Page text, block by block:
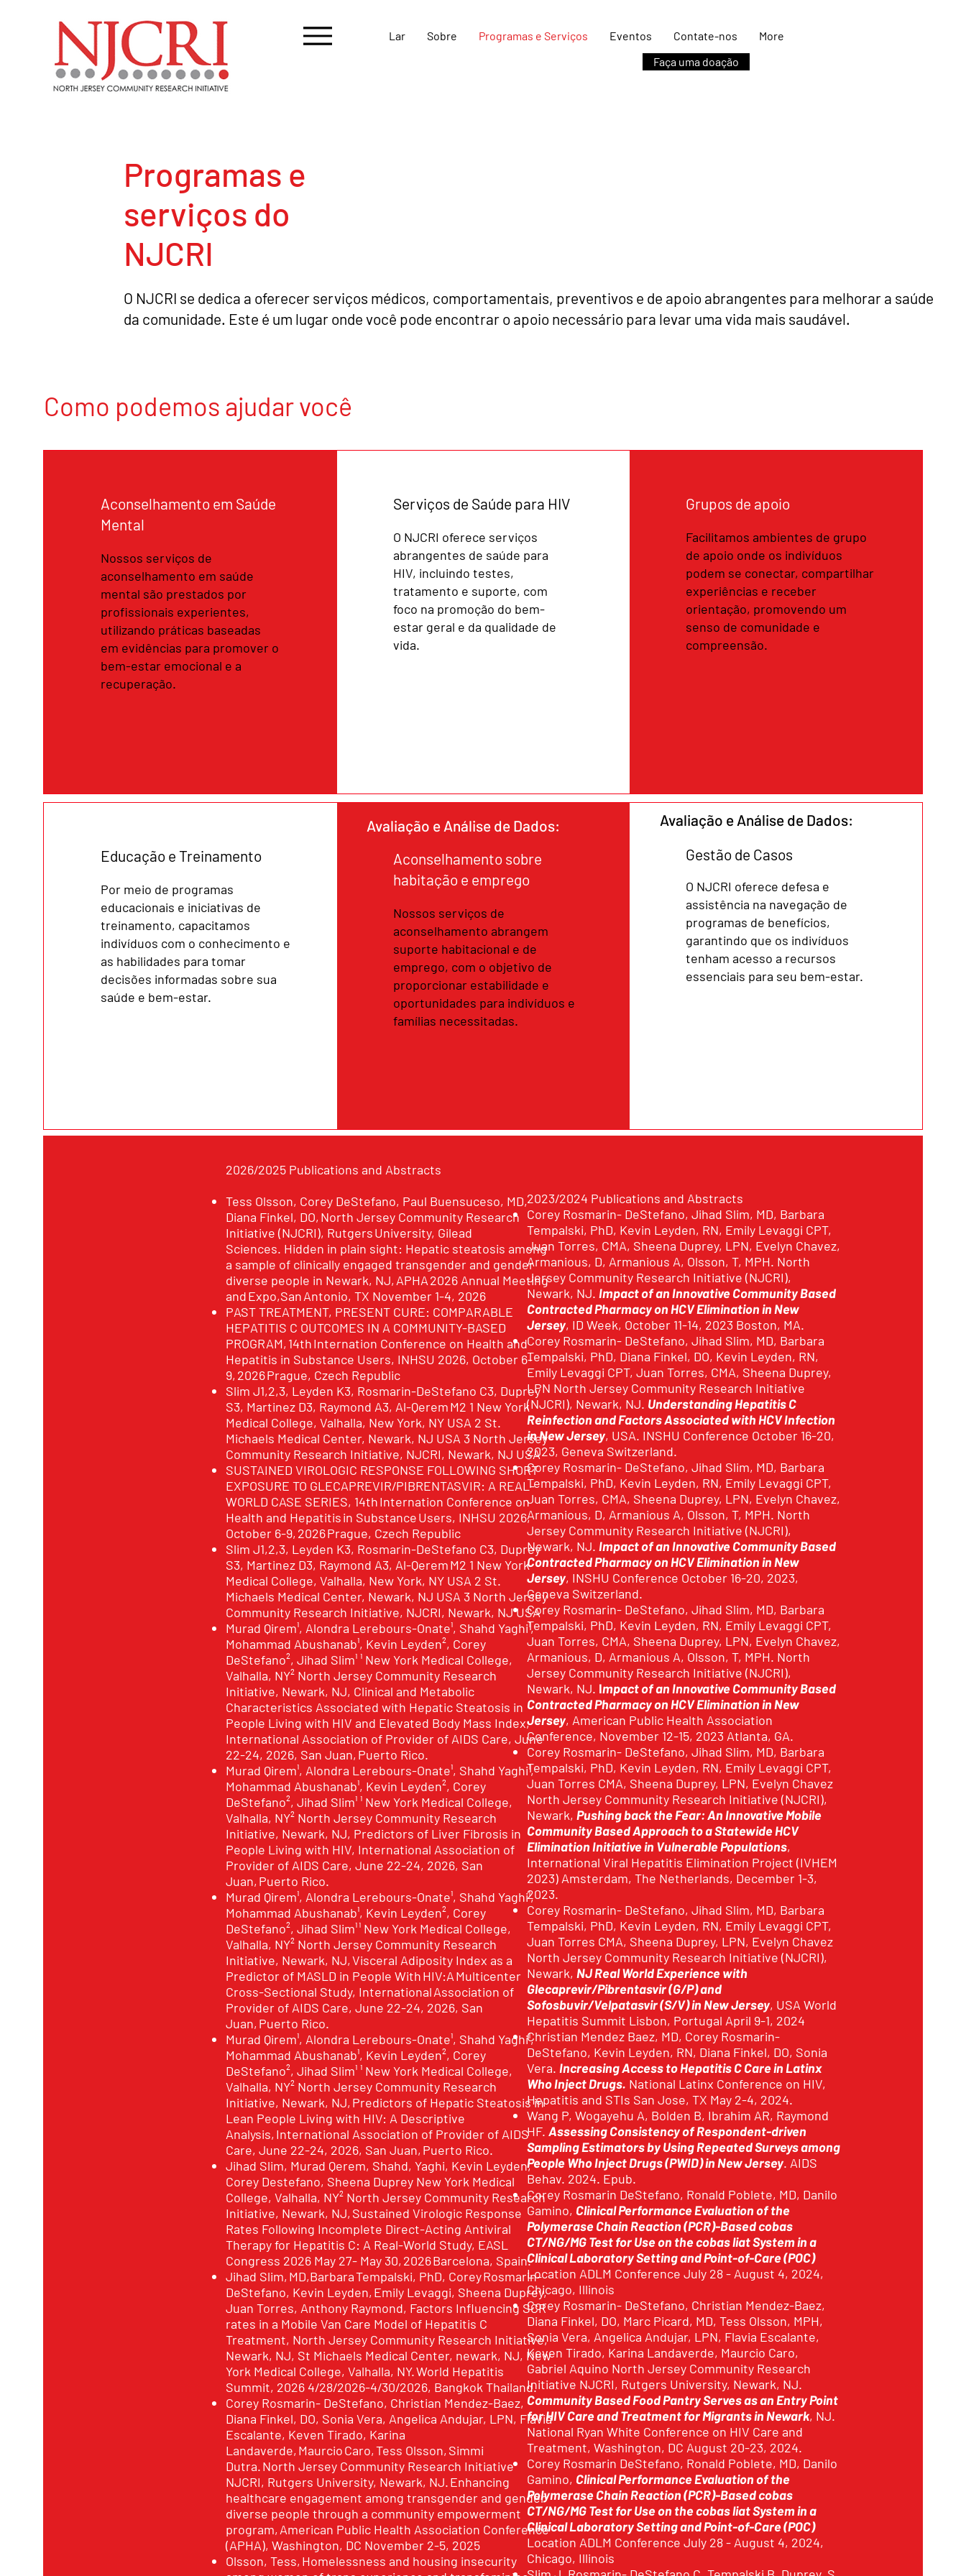
Lar Sobre Programas e Serviços Eventos Contate-nos
More
Faça uma doação
Programas e
serviços do
NJCRI
O NJCRI se dedica a oferecer serviços médicos, comportamentais, preventivos e de apoio abrangentes para melhorar a saúde
da comunidade. Este é um lugar onde você pode encontrar o apoio necessário para levar uma vida mais saudável.
Como podemos ajudar você
Aconselhamento em Saúde
Mental
Nossos serviços de
aconselhamento em saúde
mental são prestados por
profissionais experientes,
utilizando práticas baseadas
em evidências para promover o
bem-estar emocional e a
recuperação.
Serviços de Saúde para HIV
O NJCRI oferece serviços
abrangentes de saúde para
HIV, incluindo testes,
tratamento e suporte, com
foco na promoção do bem-
estar geral e da qualidade de
vida.
Grupos de apoio
Facilitamos ambientes de grupo
de apoio onde os indivíduos
podem se conectar, compartilhar
experiências e receber
orientação, promovendo um
senso de comunidade e
compreensão.
Educação e Treinamento
Por meio de programas
educacionais e iniciativas de
treinamento, capacitamos
indivíduos com o conhecimento e
as habilidades para tomar
decisões informadas sobre sua
saúde e bem-estar.
Avaliação e Análise de Dados:
Aconselhamento sobre
habitação e emprego
Nossos serviços de
aconselhamento abrangem
suporte habitacional e de
emprego, com o objetivo de
proporcionar estabilidade e
oportunidades para indivíduos e
famílias necessitadas.
Avaliação e Análise de Dados:
Gestão de Casos
O NJCRI oferece defesa e
assistência na navegação de
programas de benefícios,
garantindo que os indivíduos
tenham acesso a recursos
essenciais para seu bem-estar.
2026/2025 Publications and Abstracts
Tess Olsson, Corey DeStefano, Paul Buensuceso, MD,
Diana Finkel, DO, North Jersey Community Research
Initiative (NJCRI), Rutgers University, Gilead
Sciences. Hidden in plain sight: Hepatic steatosis among
a sample of clinically engaged transgender and gender
diverse people in Newark, NJ, APHA 2026 Annual Meeting
and Expo,San Antonio, TX November 1-4, 2026
PAST TREATMENT, PRESENT CURE: COMPARABLE
HEPATITIS C OUTCOMES IN A COMMUNITY-BASED
PROGRAM, 14th Internation Conference on Health and
Hepatitis in Substance Users, INHSU 2026, October 6-
9, 2026 Prague, Czech Republic
Slim J1,2,3, Leyden K3, Rosmarin-DeStefano C3, Duprey
S3, Martinez D3, Raymond A3, Al-Qerem M2 1 New York
Medical College, Valhalla, New York, NY USA 2 St.
Michaels Medical Center, Newark, NJ USA 3 North Jersey
Community Research Initiative, NJCRI, Newark, NJ USA
SUSTAINED VIROLOGIC RESPONSE FOLLOWING SHORT
EXPOSURE TO GLECAPREVIR/PIBRENTASVIR: A REAL-
WORLD CASE SERIES, 14th Internation Conference on
Health and Hepatitis in Substance Users, INHSU 2026,
October 6-9, 2026 Prague, Czech Republic
Slim J1,2,3, Leyden K3, Rosmarin-DeStefano C3, Duprey
S3, Martinez D3, Raymond A3, Al-Qerem M2 1 New York
Medical College, Valhalla, New York, NY USA 2 St.
Michaels Medical Center, Newark, NJ USA 3 North Jersey
Community Research Initiative, NJCRI, Newark, NJ USA
Murad Qirem¹, Alondra Lerebours-Onate¹, Shahd Yaghi¹,
Mohammad Abushanab¹, Kevin Leyden², Corey
DeStefano², Jihad Slim¹ ¹ New York Medical College,
Valhalla, NY² North Jersey Community Research
Initiative, Newark, NJ, Clinical and Metabolic
Characteristics Associated with Hepatic Steatosis in
People Living with HIV and Elevated Body Mass Index,
International Association of Provider of AIDS Care, June
22-24, 2026, San Juan, Puerto Rico.
Murad Qirem¹, Alondra Lerebours-Onate¹, Shahd Yaghi¹,
Mohammad Abushanab¹, Kevin Leyden², Corey
DeStefano², Jihad Slim¹ ¹ New York Medical College,
Valhalla, NY² North Jersey Community Research
Initiative, Newark, NJ, Predictors of Liver Fibrosis in
People Living with HIV, International Association of
Provider of AIDS Care, June 22-24, 2026, San
Juan, Puerto Rico.
Murad Qirem¹, Alondra Lerebours-Onate¹, Shahd Yaghi¹,
Mohammad Abushanab¹, Kevin Leyden², Corey
DeStefano², Jihad Slim¹ ¹ New York Medical College,
Valhalla, NY² North Jersey Community Research
Initiative, Newark, NJ, Visceral Adiposity Index as a
Predictor of MASLD in People With HIV:A Multicenter
Cross-Sectional Study, International Association of
Provider of AIDS Care, June 22-24, 2026, San
Juan, Puerto Rico.
Murad Qirem¹, Alondra Lerebours-Onate¹, Shahd Yaghi¹,
Mohammad Abushanab¹, Kevin Leyden², Corey
DeStefano², Jihad Slim¹ ¹ New York Medical College,
Valhalla, NY² North Jersey Community Research
Initiative, Newark, NJ, Predictors of Hepatic Steatosis in
Lean People Living with HIV: A Descriptive
Analysis, International Association of Provider of AIDS
Care, June 22-24, 2026, San Juan, Puerto Rico.
Jihad Slim, Murad Qerem, Shahd, Yaghi, Kevin Leyden,
Corey Destefano, Sheena Duprey New York Medical
College, Valhalla, NY² North Jersey Community Research
Initiative, Newark, NJ, Sustained Virologic Response
Rates Following Incomplete Direct-Acting Antiviral
Therapy for Hepatitis C: A Real-World Study, EASL
Congress 2026 May 27- May 30, 2026 Barcelona, Spain.
Jihad Slim, MD,Barbara Tempalski, PhD, Corey Rosmarin-
DeStefano, Kevin Leyden, Emily Levaggi, Sheena Duprey,
Juan Torres, Anthony Raymond, Factors Influencing SCR
rates in a Mobile Van Care Model of Hepatitis C
Treatment, North Jersey Community Research Initiative,
Newark, NJ, St Michaels Medical Center, newark, NJ, New
York Medical College, Valhalla, NY. World Hepatitis
Summit, 2026 4/28/2026-4/30/2026, Bangkok Thailand.
Corey Rosmarin- DeStefano, Christian Mendez-Baez,
Diana Finkel, DO, Sonia Vera, Angelica Andujar, LPN, Flavia
Escalante, Keven Tirado, Karina
Landaverde, Maurcio Caro, Tess Olsson, Simmi
Dutra. North Jersey Community Research Initiative
NJCRI, Rutgers University, Newark, NJ. Enhancing
healthcare engagement among transgender and gender
diverse people through a community empowerment
program, American Public Health Association Conference
(APHA), Washington, DC November 2-5, 2025
Olsson, Tess, Homelessness and housing insecurity
2023/2024 Publications and Abstracts
Corey Rosmarin- DeStefano, Jihad Slim, MD, Barbara
Tempalski, PhD, Kevin Leyden, RN, Emily Levaggi CPT,
Juan Torres, CMA, Sheena Duprey, LPN, Evelyn Chavez,
Armanious, D, Armanious A, Olsson, T, MPH. North
Jersey Community Research Initiative (NJCRI),
Newark, NJ.Impact of an Innovative Community Based
Contracted Pharmacy on HCV Elimination in New
Jersey, ID Week, October 11-14, 2023 Boston, MA.
Corey Rosmarin- DeStefano, Jihad Slim, MD, Barbara
Tempalski, PhD, Diana Finkel, DO, Kevin Leyden, RN,
Emily Levaggi CPT, Juan Torres, CMA, Sheena Duprey,
LPN North Jersey Community Research Initiative
(NJCRI), Newark, NJ. Understanding Hepatitis C
Reinfection and Factors Associated with HCV Infection
in New Jersey, USA. INSHU Conference October 16-20,
2023, Geneva Switzerland.
Corey Rosmarin- DeStefano, Jihad Slim, MD, Barbara
Tempalski, PhD, Kevin Leyden, RN, Emily Levaggi CPT,
Juan Torres, CMA, Sheena Duprey, LPN, Evelyn Chavez,
Armanious, D, Armanious A, Olsson, T, MPH. North
Jersey Community Research Initiative (NJCRI),
Newark, NJ.Impact of an Innovative Community Based
Contracted Pharmacy on HCV Elimination in New
Jersey, INSHU Conference October 16-20, 2023,
Geneva Switzerland.
Corey Rosmarin- DeStefano, Jihad Slim, MD, Barbara
Tempalski, PhD, Kevin Leyden, RN, Emily Levaggi CPT,
Juan Torres, CMA, Sheena Duprey, LPN, Evelyn Chavez,
Armanious, D, Armanious A, Olsson, T, MPH. North
Jersey Community Research Initiative (NJCRI),
Newark, NJ. Impact of an Innovative Community Based
Contracted Pharmacy on HCV Elimination in New
Jersey, American Public Health Association
Conference, November 12-15, 2023 Atlanta, GA.
Corey Rosmarin- DeStefano, Jihad Slim, MD, Barbara
Tempalski, PhD, Kevin Leyden, RN, Emily Levaggi CPT,
Juan Torres CMA, Sheena Duprey, LPN, Evelyn Chavez
North Jersey Community Research Initiative (NJCRI),
Newark,Pushing back the Fear: An Innovative Mobile
Community Based Approach to a Statewide HCV
Elimination Initiative in Vulnerable Populations,
International Viral Hepatitis Elimination Project (IVHEM
2023) Amsterdam, The Netherlands, December 1-3,
2023.
Corey Rosmarin- DeStefano, Jihad Slim, MD, Barbara
Tempalski, PhD, Kevin Leyden, RN, Emily Levaggi CPT,
Juan Torres CMA, Sheena Duprey, LPN, Evelyn Chavez
North Jersey Community Research Initiative (NJCRI),
Newark,NJ Real World Experience with
Glecaprevir/Pibrentasvir (G/P) and
Sofosbuvir/Velpatasvir (S/V) in New Jersey, USA World
Hepatitis Summit Lisbon, Portugal April 9-1, 2024
Christian Mendez Baez, MD, Corey Rosmarin-
DeStefano, Kevin Leyden, RN, Diana Finkel, DO, Sonia
Vera.Increasing Access to Hepatitis C Care in Latinx
Who Inject Drugs. National Latinx Conference on HIV,
Hepatitis and STIs San Jose, TX May 2-4, 2024.
Wang P, Wogayehu A, Bolden B, Ibrahim AR, Raymond
HF.Assessing Consistency of Respondent-driven
Sampling Estimators by Using Repeated Surveys among
People Who Inject Drugs (PWID) in New Jersey. AIDS
Behav. 2024. Epub.
Corey Rosmarin DeStefano, Ronald Poblete, MD, Danilo
Gamino, Clinical Performance Evaluation of the
Polymerase Chain Reaction (PCR)-Based cobas
CT/NG/MG Test for Use on the cobas liat System in a
Clinical Laboratory Setting and Point-of-Care (POC)
Location ADLM Conference July 28 - August 4, 2024,
Chicago, Illinois
Corey Rosmarin- DeStefano, Christian Mendez-Baez,
Diana Finkel, DO, Marc Picard, MD, Tess Olsson, MPH,
Sonia Vera, Angelica Andujar, LPN, Flavia Escalante,
Keven Tirado, Karina Landaverde, Maurcio Caro,
Gabriel Aquino North Jersey Community Research
Initiative NJCRI, Rutgers University, Newark, NJ.
Community Based Food Pantry Serves as an Entry Point
for HIV Care and Treatment for Migrants in Newark, NJ.
National Ryan White Conference on HIV Care and
Treatment, Washington, DC August 20-23, 2024.
Corey Rosmarin DeStefano, Ronald Poblete, MD, Danilo
Gamino, Clinical Performance Evaluation of the
Polymerase Chain Reaction (PCR)-Based cobas
CT/NG/MG Test for Use on the cobas liat System in a
Clinical Laboratory Setting and Point-of-Care (POC)
Location ADLM Conference July 28 - August 4, 2024,
Chicago, Illinois